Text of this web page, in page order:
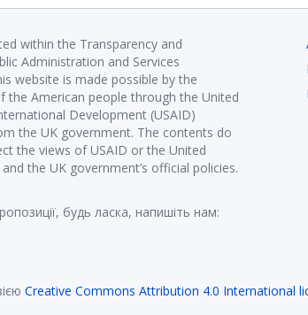
within the Transparency and
Administration and Services
website is made possible by the
the American people through the United
Development (USAID)
the UK government. The contents do
the views of USAID or the United
the UK government’s official policies.
будь ласка, напишіть нам:
Creative Commons Attribution 4.0 International